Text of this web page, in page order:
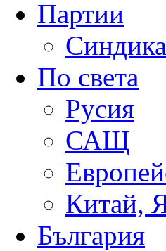
Партии
По света
Русия
САЩ
Китай,
България